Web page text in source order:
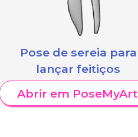
Pose de sereia para
lançar feitiços
Abrir em PoseMyArt